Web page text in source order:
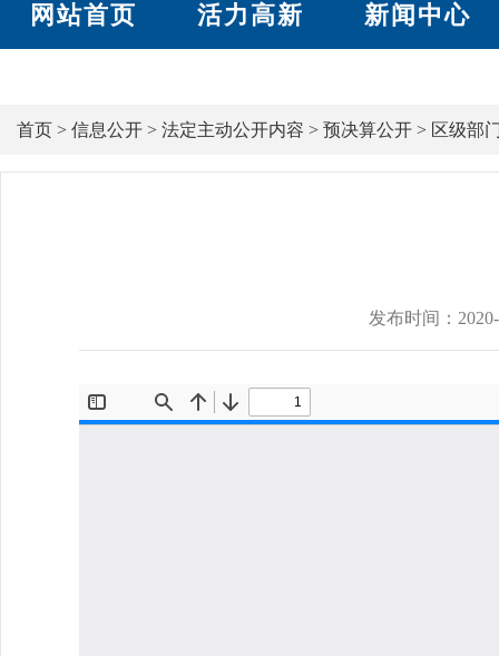
网站首页 活力高新 新闻中心
首页 > 信息公开 > 法定主动公开内容 > 预决算公开 > 区级部
发布时间：